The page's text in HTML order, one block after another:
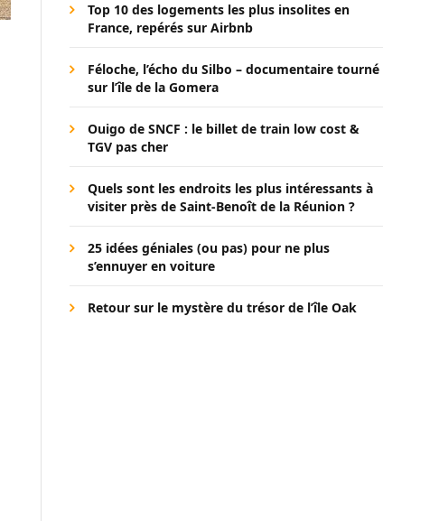
Top 10 des logements les plus insolites en
France, repérés sur Airbnb
Féloche, l’écho du Silbo – documentaire tourné
sur l’île de la Gomera
Ouigo de SNCF : le billet de train low cost &
TGV pas cher
Quels sont les endroits les plus intéressants à
visiter près de Saint-Benoît de la Réunion ?
25 idées géniales (ou pas) pour ne plus
s’ennuyer en voiture
Retour sur le mystère du trésor de l’île Oak